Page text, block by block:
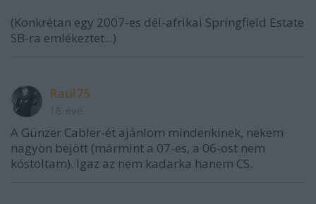
(Konkrétan egy 2007-es dél-afrikai Springfield Estate
SB-ra emlékeztet...)
Raul75
A Günzer Cabler-ét ajánlom mindenkinek, nekem
nagyon bejött (mármint a 07-es, a 06-ost nem
kóstoltam). Igaz az nem kadarka hanem CS.